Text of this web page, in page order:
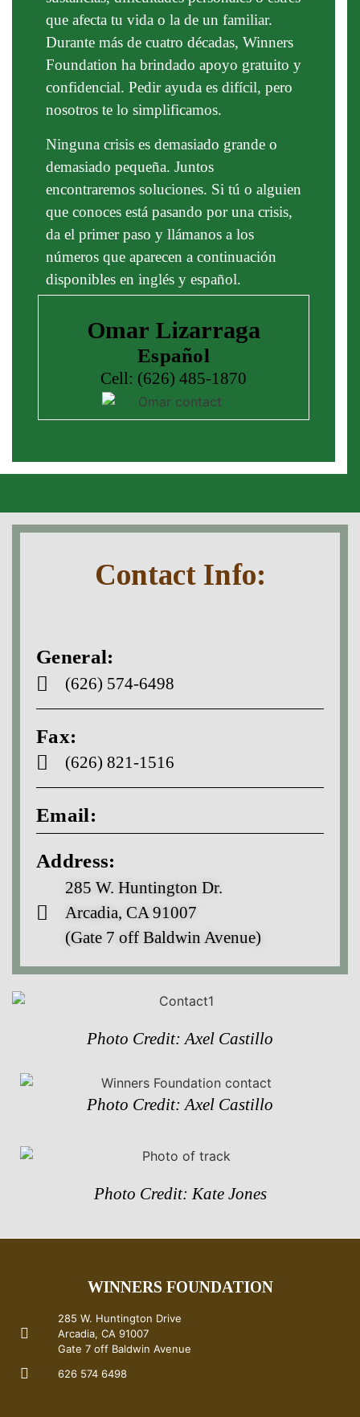
que afecta tu vida o la de un familiar.
Durante más de cuatro décadas, Winners
Foundation ha brindado apoyo gratuito y
confidencial. Pedir ayuda es difícil, pero
nosotros te lo simplificamos.
Ninguna crisis es demasiado grande o
demasiado pequeña. Juntos
encontraremos soluciones. Si tú o alguien
que conoces está pasando por una crisis,
da el primer paso y llámanos a los
números que aparecen a continuación
disponibles en inglés y español.
Omar Lizarraga
Español
Cell: (626) 485-1870
Contact Info:
General:
(626) 574-6498
Fax:
(626) 821-1516
Email:
Address:
285 W. Huntington Dr.
Arcadia, CA 91007
(Gate 7 off Baldwin Avenue)
Photo Credit: Axel Castillo
Photo Credit: Axel Castillo
Photo Credit: Kate Jones
WINNERS FOUNDATION
285 W. Huntington Drive
Arcadia, CA 91007
Gate 7 off Baldwin Avenue
626 574 6498